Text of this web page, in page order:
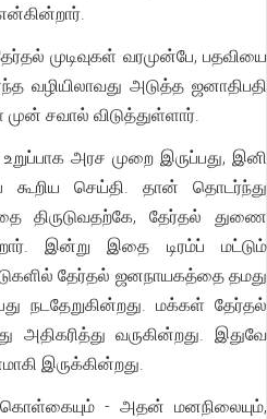
முடிவுகள் வரமுன்பே, பதவியை
வழியிலாவது அடுத்த ஜனாதிபதி
சவால் விடுத்துள்ளார்.
அரச முறை இருப்பது, இனி
கூறிய செய்தி. தான் தொடர்ந்து
திருடுவதற்கே, தேர்தல் துணை
இன்று இதை டிரம்ப் மட்டும்
தேர்தல் ஜனநாயகத்தை தமது
நடதேறுகின்றது. மக்கள் தேர்தல்
அதிகரித்து வருகின்றது. இதுவே
இருக்கின்றது.
கொள்கையும் - அதன் மனநிலையும்,